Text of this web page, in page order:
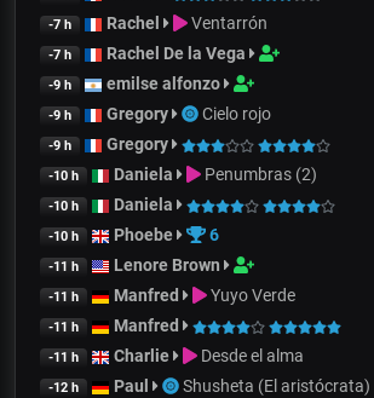
-7 h Rachel Ventarrón
-7 h Rachel De la Vega
-9 h emilse alfonzo
-9 h Gregory Cielo rojo
-9 h Gregory
-10 h Daniela Penumbras (2)
-10 h Daniela
-10 h Phoebe 6
-11 h Lenore Brown
-11 h Manfred Yuyo Verde
-11 h Manfred
-11 h Charlie Desde el alma
-12 h Paul Shusheta (El aristócrata)